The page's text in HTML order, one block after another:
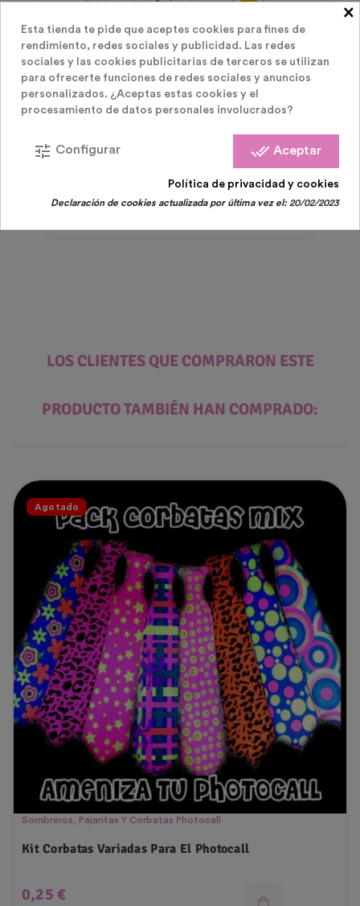
Cañon Confeti Dorado Redondo
Precio
4,00 €
LOS CLIENTES QUE COMPRARON ESTE
PRODUCTO TAMBIÉN HAN COMPRADO:
Agotado
Sombreros, Pajaritas Y Corbatas Photocall
Kit Corbatas Variadas Para El Photocall
Precio
0,25 €
×
Esta tienda te pide que aceptes cookies para fines de
rendimiento, redes sociales y publicidad. Las redes
sociales y las cookies publicitarias de terceros se utilizan
para ofrecerte funciones de redes sociales y anuncios
personalizados. ¿Aceptas estas cookies y el
procesamiento de datos personales involucrados?
done_all Aceptar
tune Configurar
Política de privacidad y cookies
Declaración de cookies actualizada por última vez el:20/02/2023